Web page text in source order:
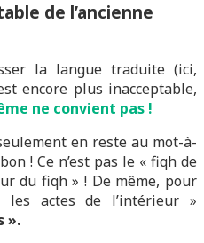
de l’ancienne
la langue traduite (ici,
encore plus inacceptable,
ne convient pas !
en reste au mot-à-
! Ce n’est pas le « fiqh de
du fiqh » ! De même, pour
les actes de l’intérieur »
».